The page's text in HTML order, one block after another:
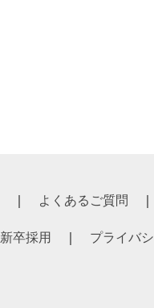
よくあるご質問
新卒採用 プライバ